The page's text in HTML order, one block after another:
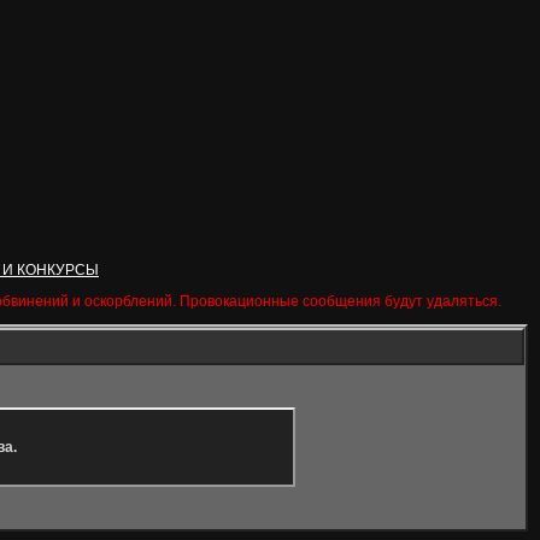
КОНКУРСЫ
и оскорблений. Провокационные сообщения будут удаляться.